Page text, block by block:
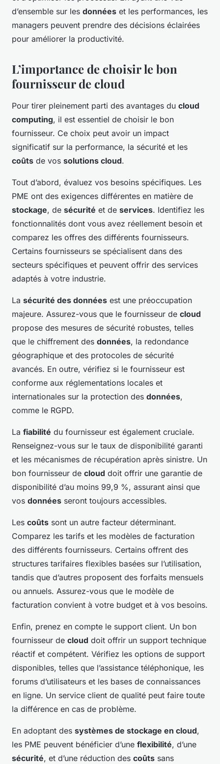
d’ensemble sur les données et les performances, les
managers peuvent prendre des décisions éclairées
pour améliorer la productivité.
L’importance de choisir le bon
fournisseur de cloud
Pour tirer pleinement parti des avantages du cloud
computing, il est essentiel de choisir le bon
fournisseur. Ce choix peut avoir un impact
significatif sur la performance, la sécurité et les
coûts de vos solutions cloud.
Tout d’abord, évaluez vos besoins spécifiques. Les
PME ont des exigences différentes en matière de
stockage, de sécurité et de services. Identifiez les
fonctionnalités dont vous avez réellement besoin et
comparez les offres des différents fournisseurs.
Certains fournisseurs se spécialisent dans des
secteurs spécifiques et peuvent offrir des services
adaptés à votre industrie.
La sécurité des données est une préoccupation
majeure. Assurez-vous que le fournisseur de cloud
propose des mesures de sécurité robustes, telles
que le chiffrement des données, la redondance
géographique et des protocoles de sécurité
avancés. En outre, vérifiez si le fournisseur est
conforme aux réglementations locales et
internationales sur la protection des données,
comme le RGPD.
La fiabilité du fournisseur est également cruciale.
Renseignez-vous sur le taux de disponibilité garanti
et les mécanismes de récupération après sinistre. Un
bon fournisseur de cloud doit offrir une garantie de
disponibilité d’au moins 99,9 %, assurant ainsi que
vos données seront toujours accessibles.
Les coûts sont un autre facteur déterminant.
Comparez les tarifs et les modèles de facturation
des différents fournisseurs. Certains offrent des
structures tarifaires flexibles basées sur l’utilisation,
tandis que d’autres proposent des forfaits mensuels
ou annuels. Assurez-vous que le modèle de
facturation convient à votre budget et à vos besoins.
Enfin, prenez en compte le support client. Un bon
fournisseur de cloud doit offrir un support technique
réactif et compétent. Vérifiez les options de support
disponibles, telles que l’assistance téléphonique, les
forums d’utilisateurs et les bases de connaissances
en ligne. Un service client de qualité peut faire toute
la différence en cas de problème.
En adoptant des systèmes de stockage en cloud,
les PME peuvent bénéficier d’une flexibilité, d’une
sécurité, et d’une réduction des coûts sans